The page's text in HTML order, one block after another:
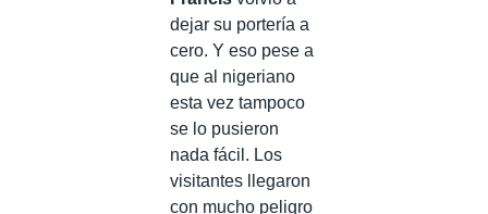
dejar su portería a
cero. Y eso pese a
que al nigeriano
esta vez tampoco
se lo pusieron
nada fácil. Los
visitantes llegaron
con mucho peligro